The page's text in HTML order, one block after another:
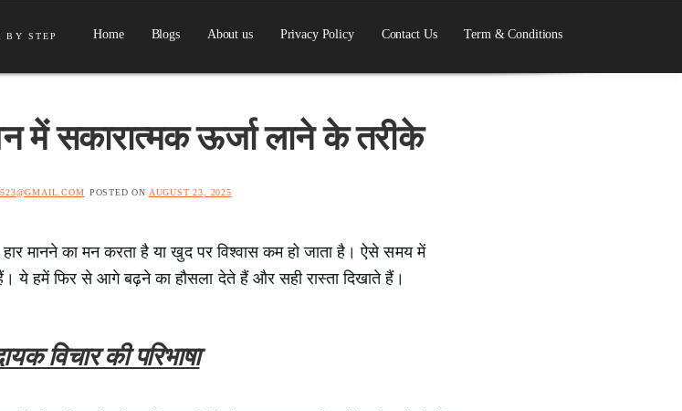
BY STEP Home Blogs About us Privacy Policy Contact Us Term & Conditions
में सकारात्मक ऊर्जा लाने के तरीके
POSTED ON AUGUST 23, 2025
मानने का मन करता है या खुद पर विश्वास कम हो जाता है। ऐसे समय में
ये हमें फिर से आगे बढ़ने का हौसला देते हैं और सही रास्ता दिखाते हैं।
विचार की परिभाषा